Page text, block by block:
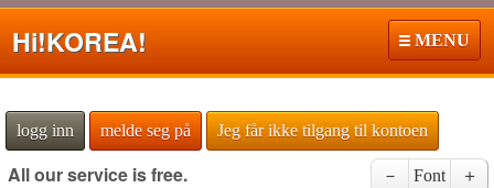
Hi!KOREA! MENU
logg inn melde seg på Jeg får ikke tilgang til kontoen
All our service is free. － Font ＋